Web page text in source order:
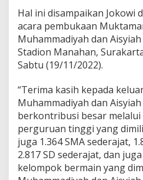
A
l
a
S
t
H
d
i
r
i
M
u
Hal ini disampaikan Jokowi
acara pembukaan
Muhammadiyah dan
Stadion Manahan,
Sabtu (19/11/2022).
“Terima kasih kepada
Muhammadiyah dan
berkontribusi besar melalui
perguruan tinggi yang
juga 1.364 SMA sederajat,
2.817 SD sederajat, dan
kelompok bermain yang